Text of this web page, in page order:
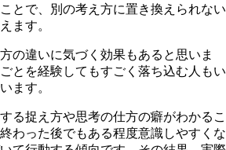
とで、別の考え方に置き換えられない
ます。
の違いに気づく効果もあると思いま
とを経験してもすごく落ち込む人もい
ます。
る捉え方や思考の仕方の癖がわかるこ
わった後でもある程度意識しやすくな